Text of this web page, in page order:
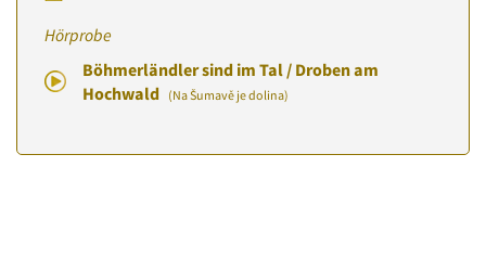
Hörprobe
Böhmerländler sind im Tal / Droben am
Hochwald (Na Šumavě je dolina)